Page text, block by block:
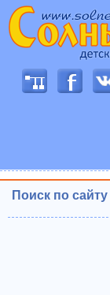
Поиск по сайту